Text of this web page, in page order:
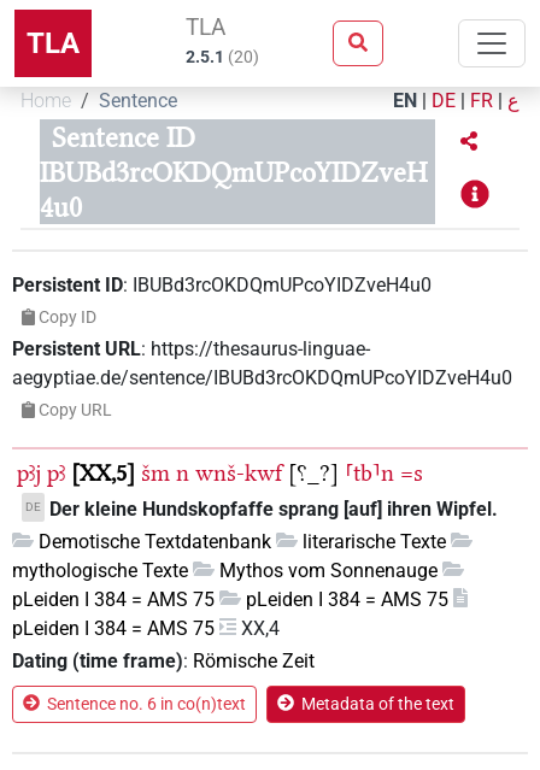
TLA TLA
2.5.1 (20)
Home Sentence EN | DE | FR | ع
Sentence ID
IBUBd3rcOKDQmUPcoYIDZveH
4u0
Persistent ID: IBUBd3rcOKDQmUPcoYIDZveH4u0
Copy ID
Persistent URL: https://thesaurus-linguae-
aegyptiae.de/sentence/IBUBd3rcOKDQmUPcoYIDZveH4u0
Copy URL
pꜣj pꜣ XX,5 šm n wnš-kwf [⸮_?] ⸢tb⸣n =s
DE
Der kleine Hundskopfaffe sprang [auf] ihren Wipfel.
Demotische Textdatenbank
literarische Texte
mythologische Texte
Mythos vom Sonnenauge
pLeiden I 384 = AMS 75
pLeiden I 384 = AMS 75
pLeiden I 384 = AMS 75
XX,4
Dating (time frame): Römische Zeit
Sentence no. 6 in co(n)text Metadata of the text